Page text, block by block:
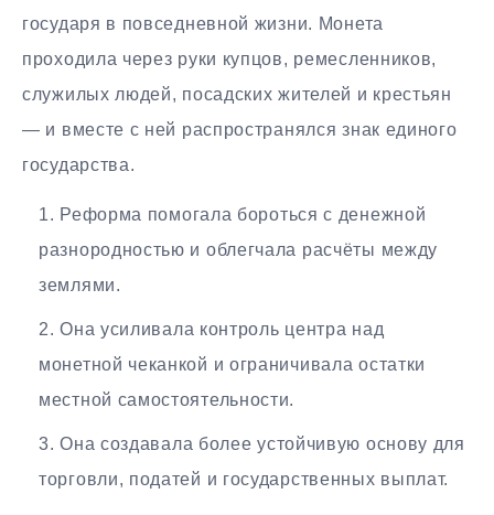
государя в повседневной жизни. Монета
проходила через руки купцов, ремесленников,
служилых людей, посадских жителей и крестьян
— и вместе с ней распространялся знак единого
государства.
Реформа помогала бороться с денежной
разнородностью и облегчала расчёты между
землями.
Она усиливала контроль центра над
монетной чеканкой и ограничивала остатки
местной самостоятельности.
Она создавала более устойчивую основу для
торговли, податей и государственных выплат.